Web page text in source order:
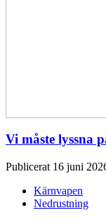
Vi måste lyssna
Publicerat 16 juni
Kärnvapen
Nedrustning